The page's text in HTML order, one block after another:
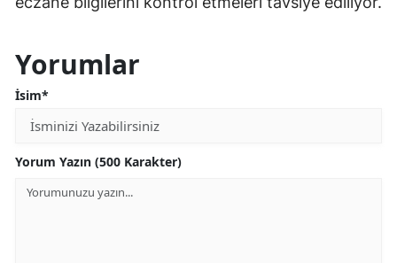
Yorumlar
İsim*
Yorum Yazın (500 Karakter)